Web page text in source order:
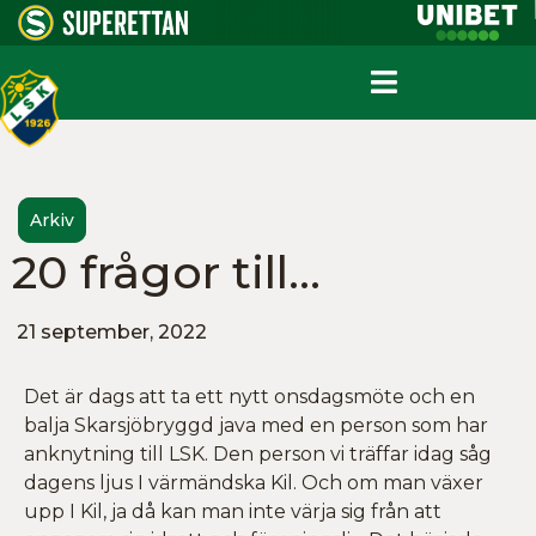
Arkiv
20 frågor till…
21 september, 2022
Det är dags att ta ett nytt onsdagsmöte och en
balja Skarsjöbryggd java med en person som har
anknytning till LSK. Den person vi träffar idag såg
dagens ljus I värmändska Kil. Och om man växer
upp I Kil, ja då kan man inte värja sig från att